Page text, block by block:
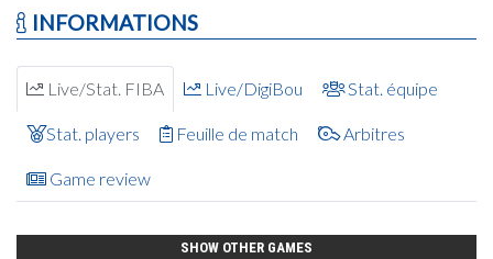
INFORMATIONS
Live/Stat. FIBA Live/DigiBou Stat. équipe
Stat. players Feuille de match Arbitres
Game review